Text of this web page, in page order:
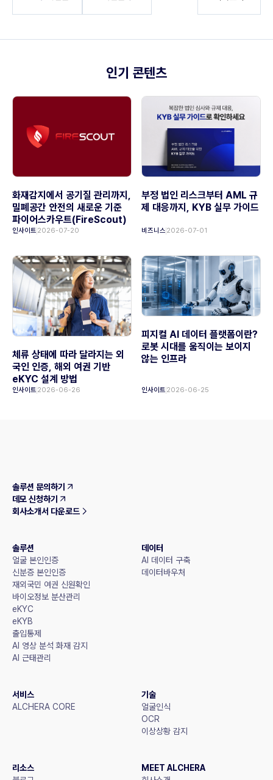
인기 콘텐츠
화재감지에서 공기질 관리까지,
밀폐공간 안전의 새로운 기준
파이어스카우트(FireScout)
인사이트 2026-07-20
부정 법인 리스크부터 AML 규
제 대응까지, KYB 실무 가이드
비즈니스 2026-07-01
체류 상태에 따라 달라지는 외
국인 인증, 해외 여권 기반
eKYC 설계 방법
인사이트 2026-06-26
피지컬 AI 데이터 플랫폼이란?
로봇 시대를 움직이는 보이지
않는 인프라
인사이트 2026-06-25
솔루션 문의하기
데모 신청하기
회사소개서 다운로드
솔루션
얼굴 본인인증
신분증 본인인증
재외국민 여권 신원확인
바이오정보 분산관리
eKYC
eKYB
출입통제
AI 영상 분석 화재 감지
AI 근태관리
데이터
AI 데이터 구축
데이터바우처
서비스
ALCHERA CORE
기술
얼굴인식
OCR
이상상황 감지
리소스
MEET ALCHERA